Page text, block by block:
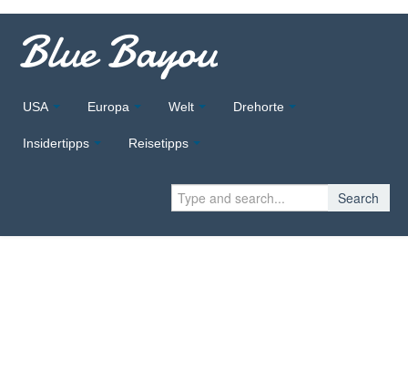
Blue Bayou
USA Europa Welt Drehorte
Insidertipps Reisetipps
Search